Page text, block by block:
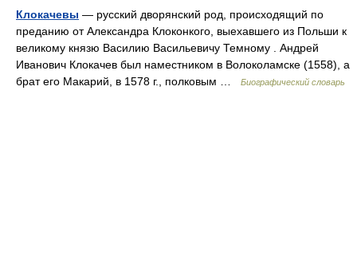
Клокачевы — русский дворянский род, происходящий по
преданию от Александра Клоконкого, выехавшего из Польши к
великому князю Василию Васильевичу Темному . Андрей
Иванович Клокачев был наместником в Волоколамске (1558), а
брат его Макарий, в 1578 г., полковым …
Биографический словарь